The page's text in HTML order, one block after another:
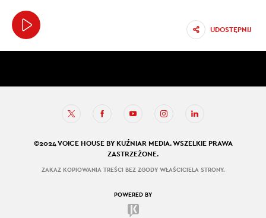
UDOSTĘPNIJ
©2024 VOICE HOUSE BY KUŹNIAR MEDIA. WSZELKIE PRAWA
ZASTRZEŻONE.
ZAKAZ KOPIOWANIA TREŚCI BEZ ZGODY WŁAŚCICIELA STRONY.
POWERED BY